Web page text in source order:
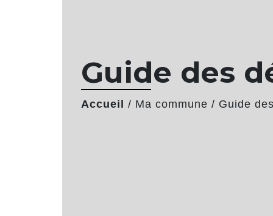
Guide des
Accueil / Ma commune / Guide